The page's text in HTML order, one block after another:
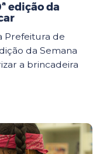
edição da
Prefeitura de
da Semana
a brincadeira